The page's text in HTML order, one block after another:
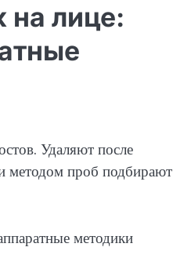
на лице:
Удаляют после
методом проб подбирают